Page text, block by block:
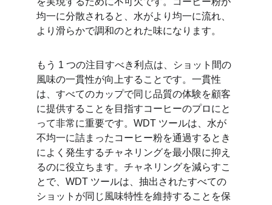
均一に分散されると、水がより均一に流れ、
より滑らかで調和のとれた味になります。
もう 1 つの注目すべき利点は、ショット間の
風味の一貫性が向上することです。一貫性
は、すべてのカップで同じ品質の体験を顧客
に提供することを目指すコーヒーのプロにと
って非常に重要です。WDT ツールは、水が
不均一に詰まったコーヒー粉を通過するとき
によく発生するチャネリングを最小限に抑え
るのに役立ちます。チャネリングを減らすこ
とで、WDT ツールは、抽出されたすべての
ショットが同じ風味特性を維持することを保